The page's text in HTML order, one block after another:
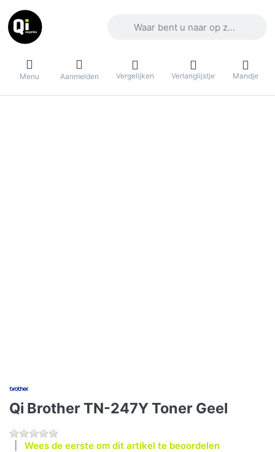
Menu Aanmelden Vergelijken Verlanglijstje Mandje
Qi Brother TN-247Y Toner Geel
Wees de eerste om dit artikel te beoordelen